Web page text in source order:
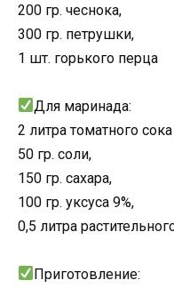
200 гр. чеснока,
300 гр. петрушки,
1 шт. горького перца
Для маринада:
2 литра томатного
50 гр. соли,
150 гр. сахара,
100 гр. уксуса 9%,
0,5 литра
Приготовление: